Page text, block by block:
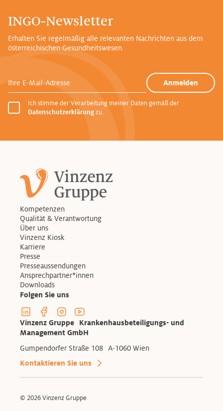
INGO-Newsletter
Erhalten Sie regelmäßig alle relevanten Nachrichten aus dem
österreichischen Gesundheitswesen.
Ihre E-Mail-Adresse
Anmelden
Ich stimme der Verarbeitung meiner Daten gemäß der
Datenschutzerklärung zu.
Kompetenzen
Qualität & Verantwortung
Über uns
Vinzenz Kiosk
Karriere
Presse
Presseaussendungen
Ansprechpartner*innen
Downloads
Folgen Sie uns
Linkedin Profil der Vinzenzgruppe
Facebook Profil der Vinzenzgruppe
Instagram Profil der Vinzenzgruppe
Youtube Kanal der Vinzenzgruppe
Vinzenz Gruppe Krankenhausbeteiligungs- und
Management GmbH
Gumpendorfer Straße 108 A-1060 Wien
Kontaktieren Sie uns
© 2026 Vinzenz Gruppe